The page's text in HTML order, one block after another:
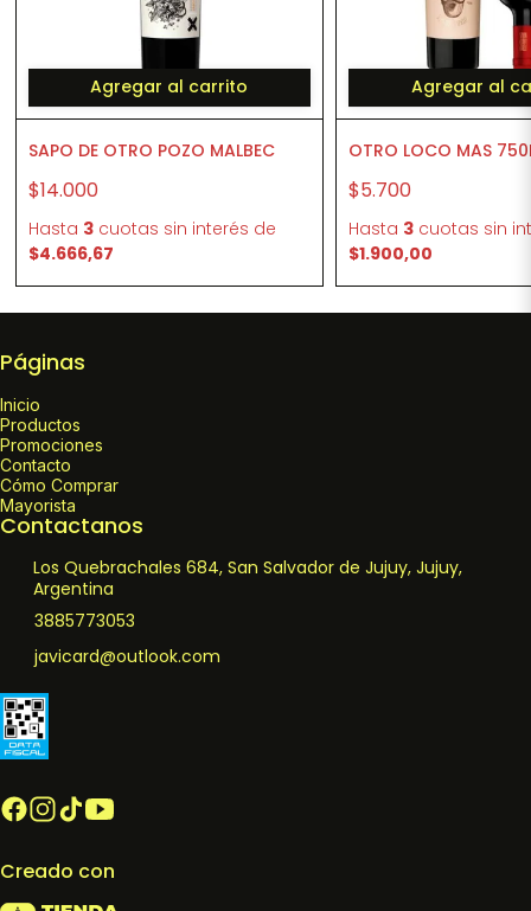
Agregar al carrito
SAPO DE OTRO POZO MALBEC
$14.000
Hasta 3cuotas sin interés de
$4.666,67
Agregar al
OTRO LOCO MAS
$5.700
Hasta 3 cuotas sin
$1.900,00
Páginas
Inicio
Productos
Promociones
Contacto
Cómo Comprar
Mayorista
Contactanos
Los Quebrachales 684, San Salvador de Jujuy, Jujuy,
Argentina
3885773053
javicard@outlook.com
Creado con